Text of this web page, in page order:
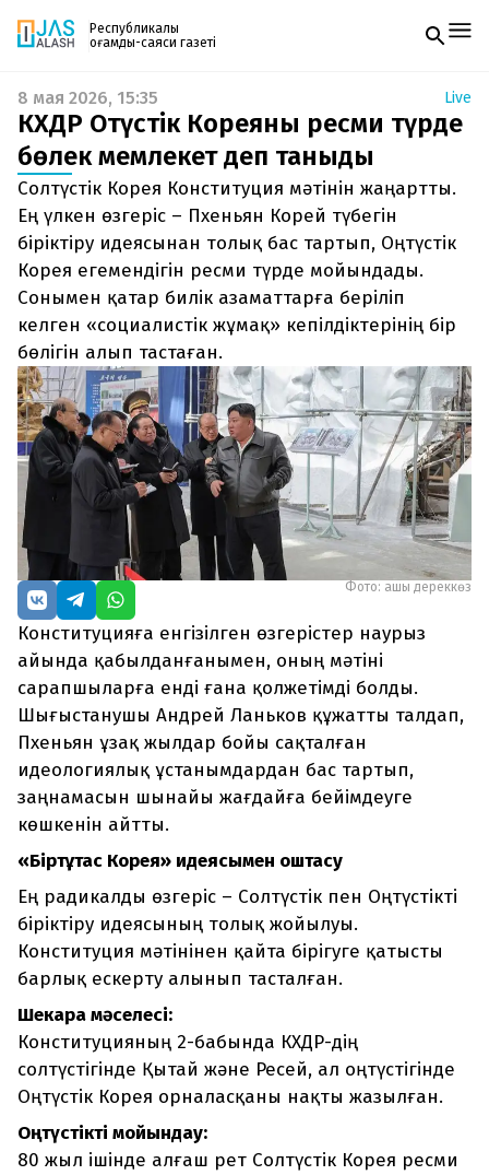
Республикалық
қоғамдық-саяси газеті
Жаңалықтар
Спорт
Live
Руханият
Аймақ
Архив
Заң және тәртіп
Редакциямен байланыс
+7 708 604 51 06
Жарнама бөлімі
+7 701 220 64 52
Пошта
zhasalash100@gmail.com
Газетке жазылу
PDF форматтағы газетті ай сайын электронды
поштаңызға алып отырыңыз. Жаңа нөмір
шыққан сәтте сізге бірден жіберіледі. Тек email
енгізіңіз, біз қалғанын өзіміз жібереміз.
8 мая 2026, 15:35 Live
КХДР Оңтүстік Кореяны ресми түрде
бөлек мемлекет деп таныды
Солтүстік Корея Конституция мәтінін жаңартты.
Ең үлкен өзгеріс – Пхеньян Корей түбегін
біріктіру идеясынан толық бас тартып, Оңтүстік
Корея егемендігін ресми түрде мойындады.
Сонымен қатар билік азаматтарға беріліп
келген «социалистік жұмақ» кепілдіктерінің бір
бөлігін алып тастаған.
Фото: ашық дереккөз
Конституцияға енгізілген өзгерістер наурыз
айында қабылданғанымен, оның мәтіні
сарапшыларға енді ғана қолжетімді болды.
Шығыстанушы Андрей Ланьков құжатты талдап,
Пхеньян ұзақ жылдар бойы сақталған
идеологиялық ұстанымдардан бас тартып,
заңнамасын шынайы жағдайға бейімдеуге
көшкенін айтты.
«Біртұтас Корея» идеясымен қоштасу
Ең радикалды өзгеріс – Солтүстік пен Оңтүстікті
біріктіру идеясының толық жойылуы.
Конституция мәтінінен қайта бірігуге қатысты
барлық ескерту алынып тасталған.
Шекара мәселесі:
Конституцияның 2-бабында КХДР-дің
солтүстігінде Қытай және Ресей, ал оңтүстігінде
Оңтүстік Корея орналасқаны нақты жазылған.
Оңтүстікті мойындау:
80 жыл ішінде алғаш рет Солтүстік Корея ресми